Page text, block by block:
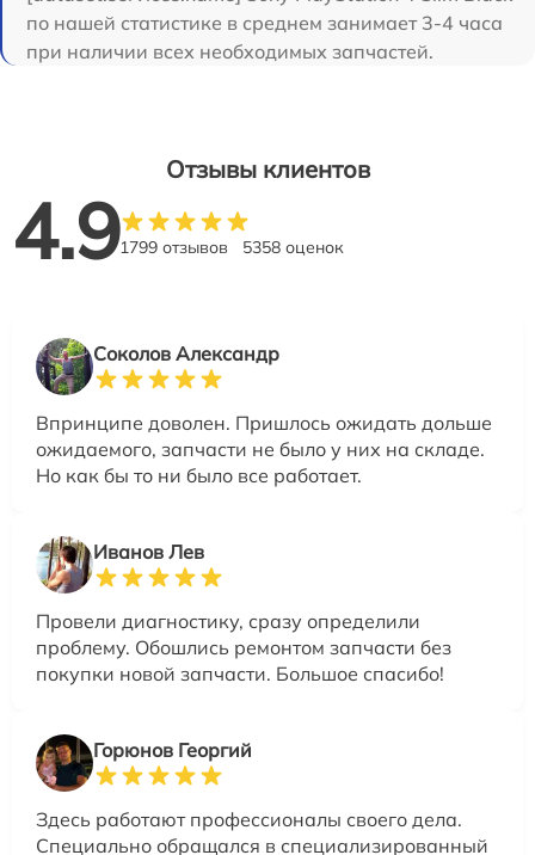
по нашей статистике в среднем занимает 3-4 часа
при наличии всех необходимых запчастей.
Отзывы клиентов
4.91799 отзывов 5358 оценок
Соколов Александр
Впринципе доволен. Пришлось ожидать дольше
ожидаемого, запчасти не было у них на складе.
Но как бы то ни было все работает.
Иванов Лев
Провели диагностику, сразу определили
проблему. Обошлись ремонтом запчасти без
покупки новой запчасти. Большое спасибо!
Горюнов Георгий
Здесь работают профессионалы своего дела.
Специально обращался в специализированный